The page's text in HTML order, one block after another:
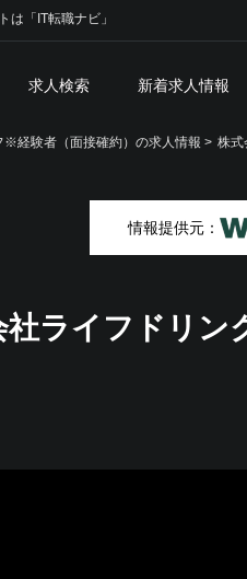
は「IT転職ナビ」
求人検索 新着求人情報
※経験者（面接確約）の求人情報 > 株式
情報提供元：
社ライフドリン